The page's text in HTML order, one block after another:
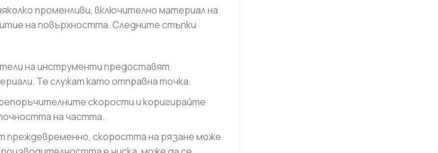
променливи, включително материал на
на повърхността. Следните стъпки
на инструменти предоставят
Те служат като отправна точка.
скорости и коригирайте
на частта.
преждевременно, скоростта на рязане може